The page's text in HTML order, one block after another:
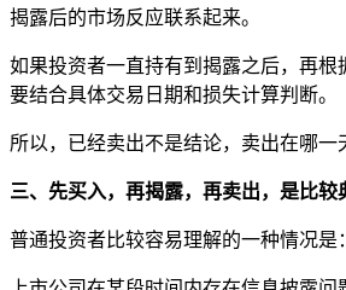
揭露后的市场反应联系起来。
如果投资者一直持有到揭露之后，再根
要结合具体交易日期和损失计算判断。
所以，已经卖出不是结论，卖出在哪一
三、先买入，再揭露，再卖出，是比较
普通投资者比较容易理解的一种情况是：